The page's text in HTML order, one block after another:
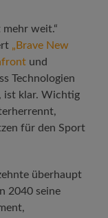
weit.“
„Brave New
und
Technologien
ist klar. Wichtig
für den Sport
überhaupt
2040 seine